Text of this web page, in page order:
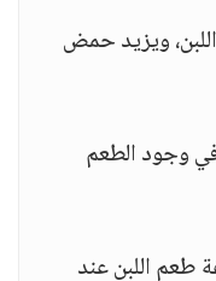
ويزيد حمض
وجود الطعم
طعم اللبن عند